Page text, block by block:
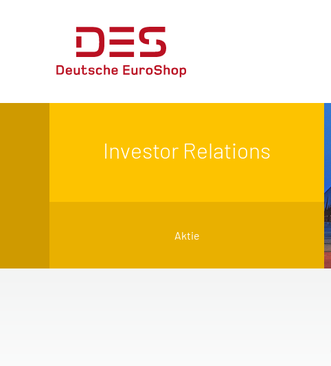
Investor Relations
Aktie